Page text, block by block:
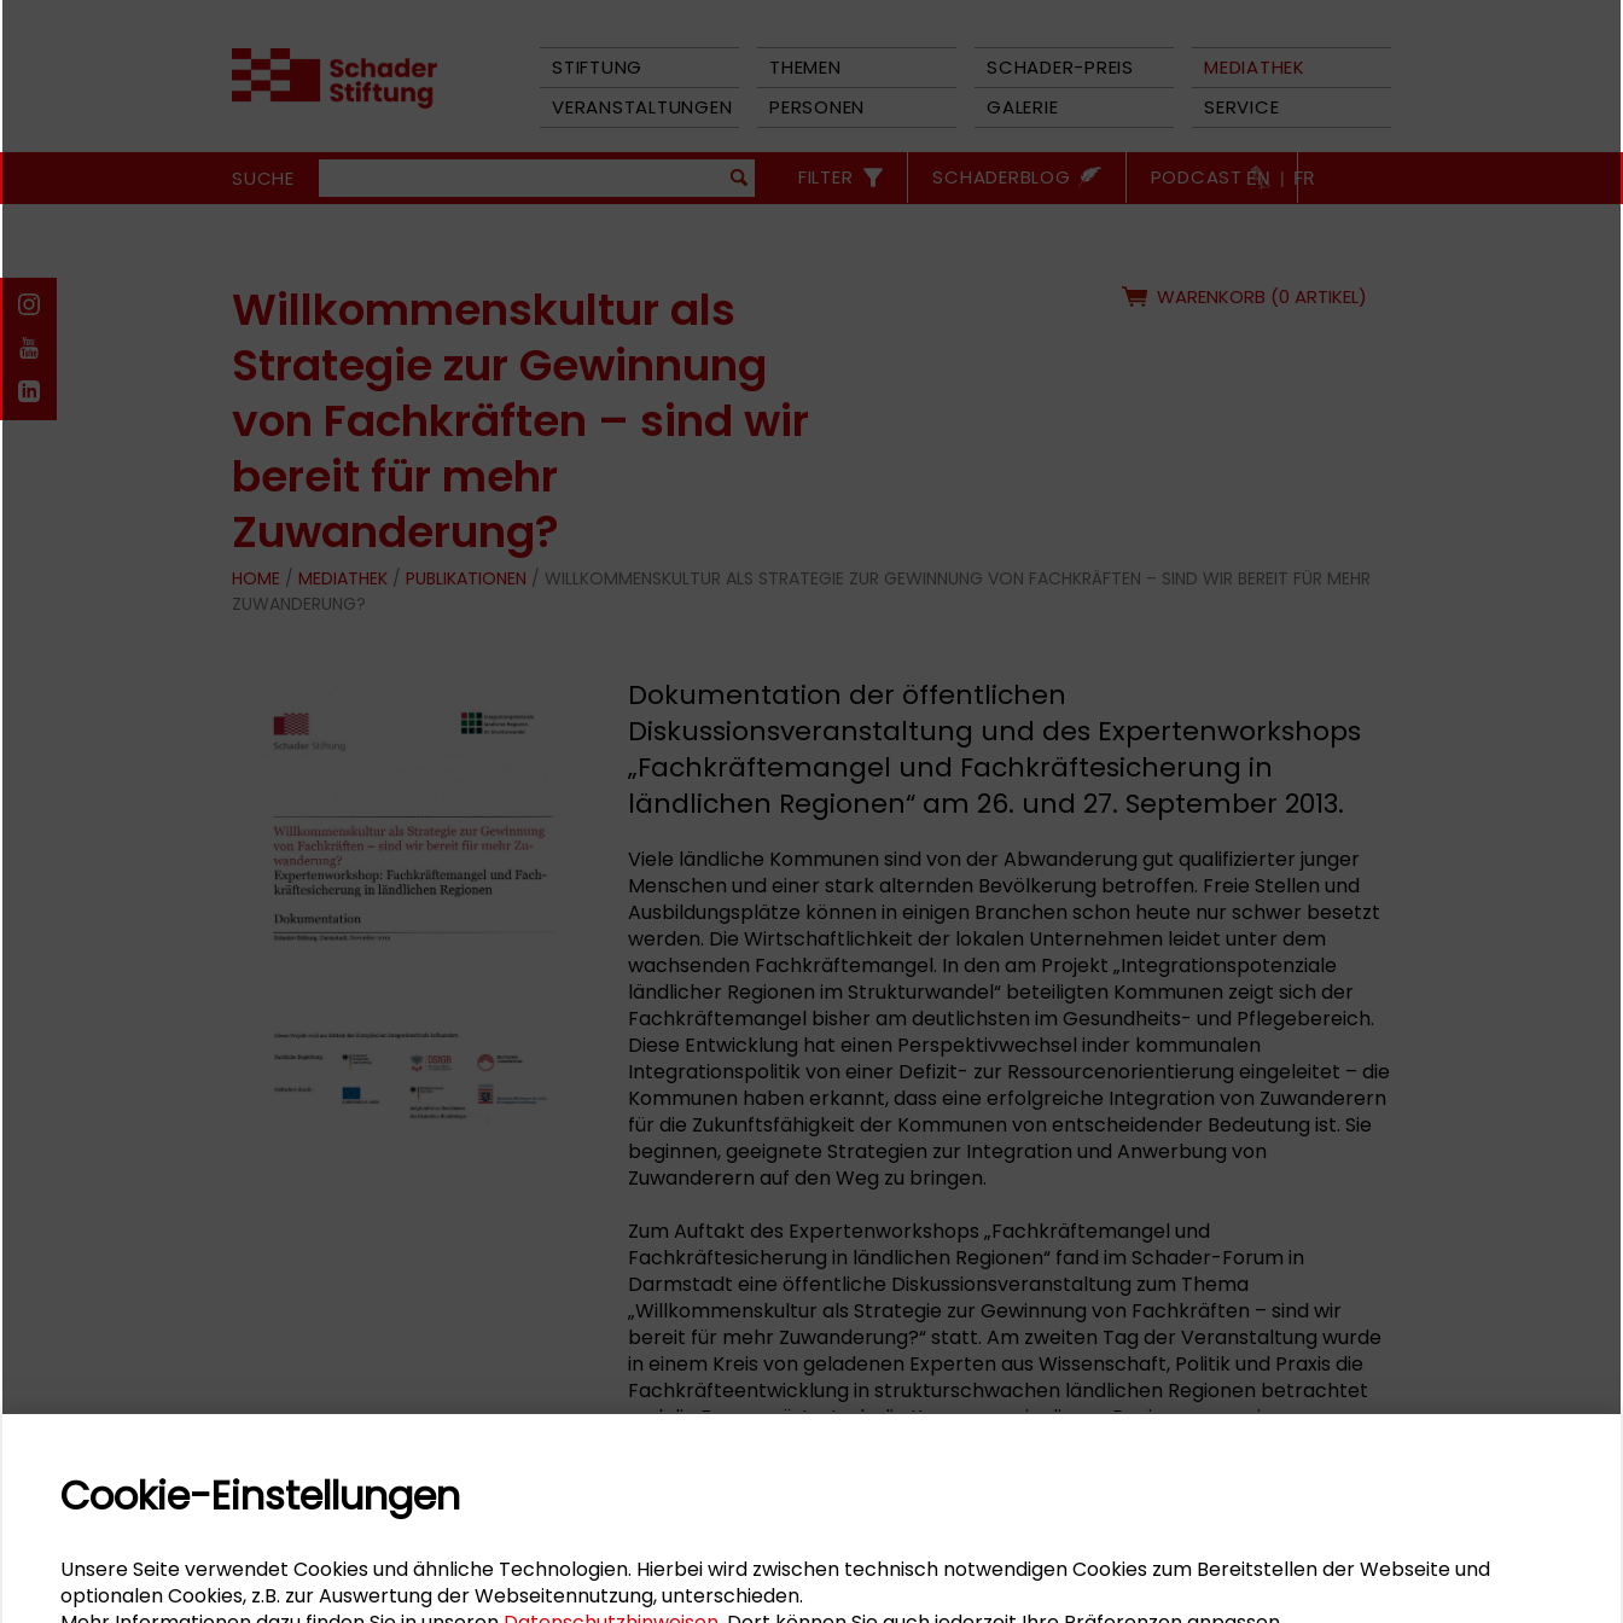
STIFTUNG THEMEN SCHADER-PREIS
MEDIATHEK
VERANSTALTUNGEN
PERSONEN GALERIE SERVICE
SUCHE FILTER SCHADERBLOG PODCAST EN | FR
Willkommenskultur als
Strategie zur Gewinnung
von Fachkräften – sind wir
bereit für mehr
Zuwanderung?
WARENKORB (0 ARTIKEL)
HOME / MEDIATHEK / PUBLIKATIONEN / WILLKOMMENSKULTUR ALS STRATEGIE ZUR GEWINNUNG VON FACHKRÄFTEN – SIND WIR BEREIT FÜR MEHR
ZUWANDERUNG?
Dokumentation der öffentlichen
Diskussionsveranstaltung und des Expertenworkshops
„Fachkräftemangel und Fachkräftesicherung in
ländlichen Regionen“ am 26. und 27. September 2013.
Viele ländliche Kommunen sind von der Abwanderung gut qualifizierter junger
Menschen und einer stark alternden Bevölkerung betroffen. Freie Stellen und
Ausbildungsplätze können in einigen Branchen schon heute nur schwer besetzt
werden. Die Wirtschaftlichkeit der lokalen Unternehmen leidet unter dem
wachsenden Fachkräftemangel. In den am Projekt „Integrationspotenziale
ländlicher Regionen im Strukturwandel“ beteiligten Kommunen zeigt sich der
Fachkräftemangel bisher am deutlichsten im Gesundheits- und Pflegebereich.
Diese Entwicklung hat einen Perspektivwechsel inder kommunalen
Integrationspolitik von einer Defizit- zur Ressourcenorientierung eingeleitet – die
Kommunen haben erkannt, dass eine erfolgreiche Integration von Zuwanderern
für die Zukunftsfähigkeit der Kommunen von entscheidender Bedeutung ist. Sie
beginnen, geeignete Strategien zur Integration und Anwerbung von
Zuwanderern auf den Weg zu bringen.
Zum Auftakt des Expertenworkshops „Fachkräftemangel und
Fachkräftesicherung in ländlichen Regionen“ fand im Schader-Forum in
Darmstadt eine öffentliche Diskussionsveranstaltung zum Thema
„Willkommenskultur als Strategie zur Gewinnung von Fachkräften – sind wir
bereit für mehr Zuwanderung?“ statt. Am zweiten Tag der Veranstaltung wurde
in einem Kreis von geladenen Experten aus Wissenschaft, Politik und Praxis die
Fachkräfteentwicklung in strukturschwachen ländlichen Regionen betrachtet
und die Frage erörtert, ob die Kommunen in diesen Regionen von einer
Cookie-Einstellungen
Unsere Seite verwendet Cookies und ähnliche Technologien. Hierbei wird zwischen technisch notwendigen Cookies zum Bereitstellen der Webseite und
optionalen Cookies, z.B. zur Auswertung der Webseitennutzung, unterschieden.